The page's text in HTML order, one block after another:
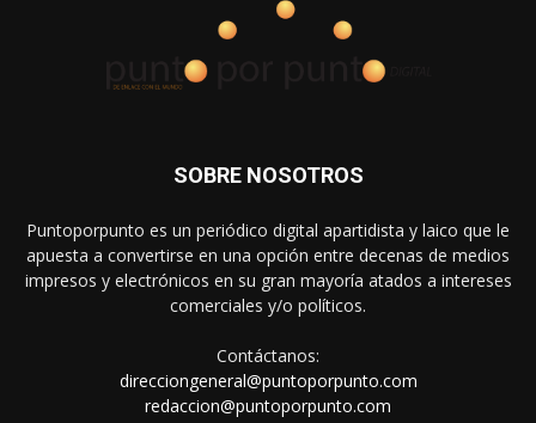
SOBRE NOSOTROS
Puntoporpunto es un periódico digital apartidista y laico que le
apuesta a convertirse en una opción entre decenas de medios
impresos y electrónicos en su gran mayoría atados a intereses
comerciales y/o políticos.
Contáctanos:
direcciongeneral@puntoporpunto.com
redaccion@puntoporpunto.com